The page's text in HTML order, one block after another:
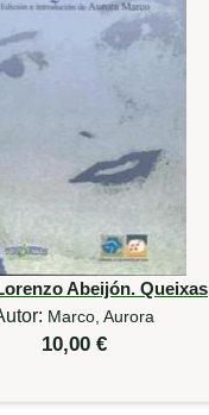
Abeijón. Queixas
Marco, Aurora
10,00 €